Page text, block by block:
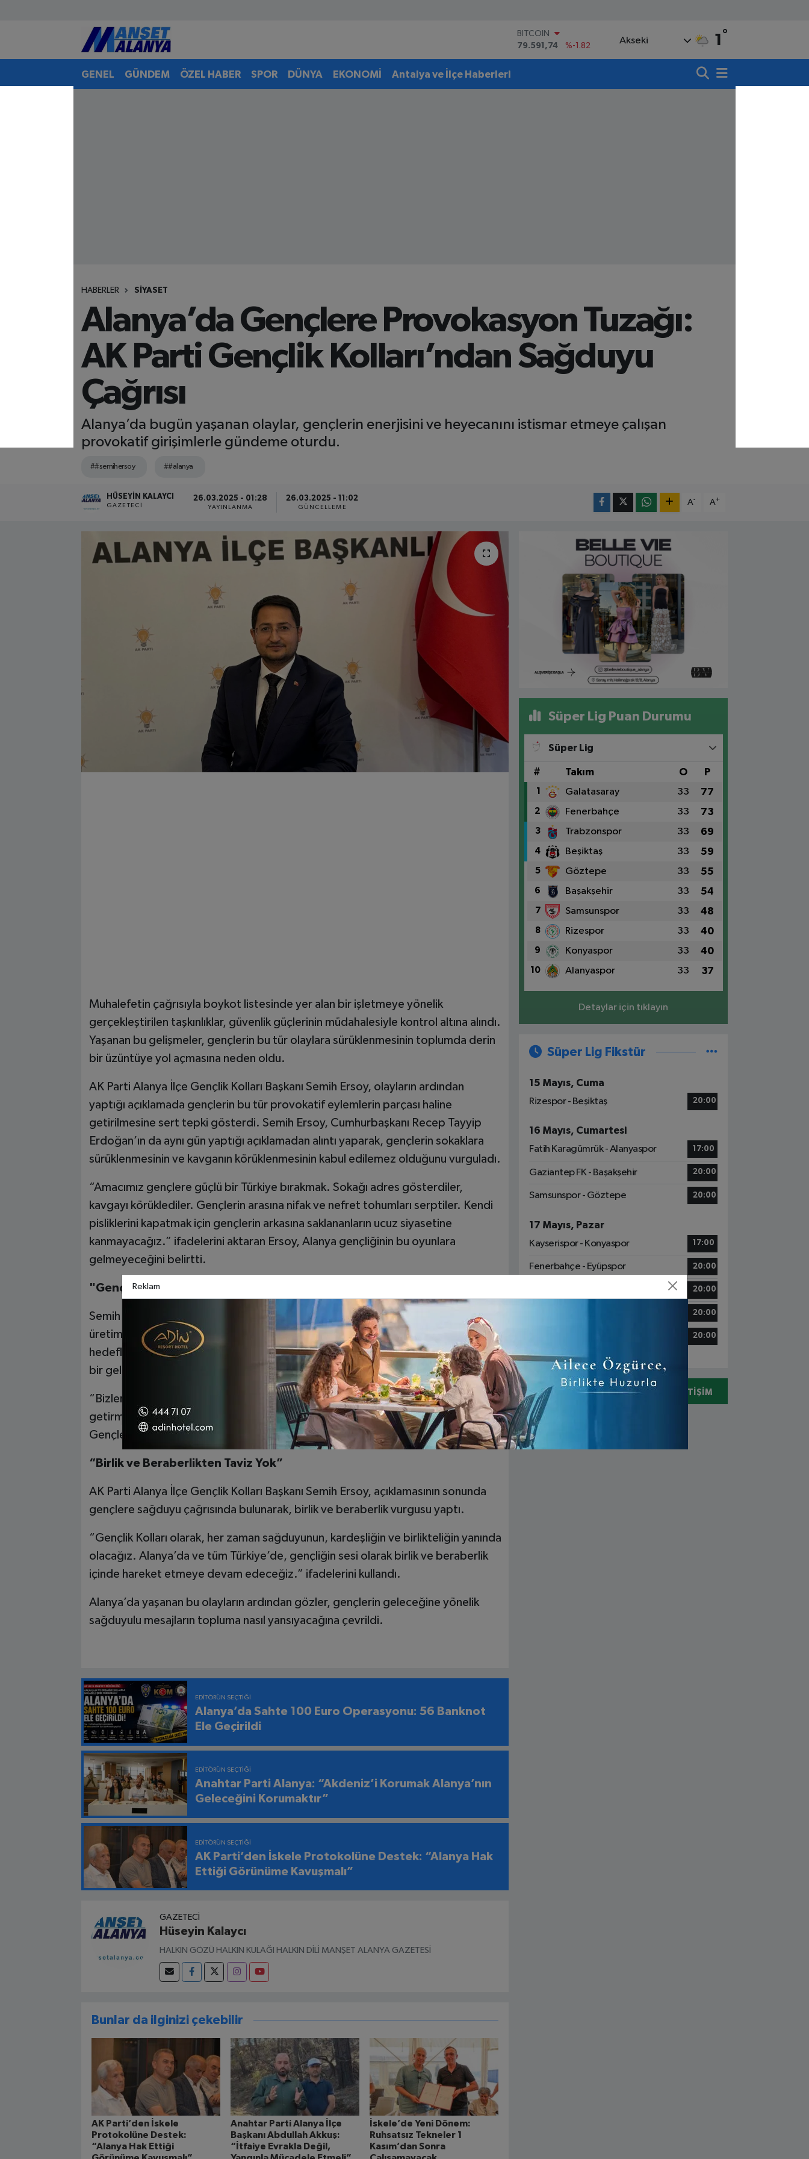
DOLAR
45,43620
%0.02
EURO
Akseki 1 °
GENEL GÜNDEM ÖZEL HABER SPOR DÜNYA EKONOMİ Antalya ve İlçe Haberleri
HABERLER SİYASET
Alanya’da Gençlere Provokasyon Tuzağı:
AK Parti Gençlik Kolları’ndan Sağduyu
Çağrısı
Alanya’da bugün yaşanan olaylar, gençlerin enerjisini ve heyecanını istismar etmeye çalışan
provokatif girişimlerle gündeme oturdu.
##semihersoy ##alanya
HÜSEYIN KALAYCI
GAZETECI
26.03.2025 - 01:28
YAYINLANMA
26.03.2025 - 11:02
GÜNCELLEME
A- A+
Muhalefetin çağrısıyla boykot listesinde yer alan bir işletmeye yönelik
gerçekleştirilen taşkınlıklar, güvenlik güçlerinin müdahalesiyle kontrol altına alındı.
Yaşanan bu gelişmeler, gençlerin bu tür olaylara sürüklenmesinin toplumda derin
bir üzüntüye yol açmasına neden oldu.
AK Parti Alanya İlçe Gençlik Kolları Başkanı Semih Ersoy, olayların ardından
yaptığı açıklamada gençlerin bu tür provokatif eylemlerin parçası haline
getirilmesine sert tepki gösterdi. Semih Ersoy, Cumhurbaşkanı Recep Tayyip
Erdoğan’ın da aynı gün yaptığı açıklamadan alıntı yaparak, gençlerin sokaklara
sürüklenmesinin ve kavganın körüklenmesinin kabul edilemez olduğunu vurguladı.
“Amacımız gençlere güçlü bir Türkiye bırakmak. Sokağı adres gösterdiler,
kavgayı körüklediler. Gençlerin arasına nifak ve nefret tohumları serptiler. Kendi
pisliklerini kapatmak için gençlerin arkasına saklananların ucuz siyasetine
kanmayacağız.” ifadelerini aktaran Ersoy, Alanya gençliğinin bu oyunlara
gelmeyeceğini belirtti.
"Gençlerimiz, Eğitimle ve Bilimle Anılmalıdır"
Semih Ersoy, gençlerin sokaklarda kavga eden değil; eğitimle, bilimle, sanatla ve
üretimle anılan bir nesil olarak yetişmesi gerektiğinin altını çizdi. Türkiye Yüzyılı
hedeflerine vurgu yapan Ersoy, her bir gencin huzur ve refah içinde yaşayacağı
bir gelecek inşa etmeye kararlı olduklarını söyledi.
“Bizler, gençliğimizi şiddetle, ayrışmayla ve kaosla anılan bir nesil haline
getirmeye çalışan bu zihniyetin karşısında durmaya devam edeceğiz.
Gençlerimizi bu kirli oyunlara alet etmeye çalışanlara fırsat vermeyeceğiz.” dedi.
“Birlik ve Beraberlikten Taviz Yok”
AK Parti Alanya İlçe Gençlik Kolları Başkanı Semih Ersoy, açıklamasının sonunda
gençlere sağduyu çağrısında bulunarak, birlik ve beraberlik vurgusu yaptı.
“Gençlik Kolları olarak, her zaman sağduyunun, kardeşliğin ve birlikteliğin yanında
olacağız. Alanya’da ve tüm Türkiye’de, gençliğin sesi olarak birlik ve beraberlik
içinde hareket etmeye devam edeceğiz.” ifadelerini kullandı.
Alanya’da yaşanan bu olayların ardından gözler, gençlerin geleceğine yönelik
sağduyulu mesajların topluma nasıl yansıyacağına çevrildi.
EDITÖRÜN SEÇTIĞI
Alanya’da Sahte 100 Euro Operasyonu: 56 Banknot
Ele Geçirildi
EDITÖRÜN SEÇTIĞI
Anahtar Parti Alanya: “Akdeniz’i Korumak Alanya’nın
Geleceğini Korumaktır”
EDITÖRÜN SEÇTIĞI
AK Parti’den İskele Protokolüne Destek: “Alanya Hak
Ettiği Görünüme Kavuşmalı”
GAZETECI
Hüseyin Kalaycı
HALKIN GÖZÜ HALKIN KULAĞI HALKIN DİLİ MANŞET ALANYA GAZETESİ
Bunlar da ilginizi çekebilir
AK Parti’den İskele
Protokolüne Destek:
“Alanya Hak Ettiği
Anahtar Parti Alanya İlçe
Başkanı Abdullah Akkuş:
“İtfaiye Evrakla Değil,
İskele’de Yeni Dönem:
Ruhsatsız Tekneler 1
Kasım’dan Sonra
Süper Lig Puan Durumu
Süper Lig
# Takım O P
1 Galatasaray 33 77
2 Fenerbahçe 33 73
3 Trabzonspor 33 69
4 Beşiktaş 33 59
5 Göztepe 33 55
6 Başakşehir 33 54
7 Samsunspor 33 48
8 Rizespor 33 40
9 Konyaspor 33 40
10 Alanyaspor 33 37
Detaylar için tıklayın
Süper Lig Fikstür
15 Mayıs, Cuma
Rizespor - Beşiktaş
20:00
16 Mayıs, Cumartesi
Fatih Karagümrük - Alanyaspor
17:00
Gaziantep FK - Başakşehir 20:00
Samsunspor - Göztepe 20:00
17 Mayıs, Pazar
Kayserispor - Konyaspor
17:00
Fenerbahçe - Eyüpspor 20:00
20:00
20:00
20:00
05078310731 İLETIŞIM
Antalya Nöbetçi Eczaneler
Antalya Hava Durumu
Reklam